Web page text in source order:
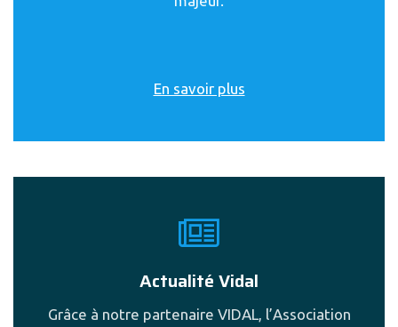
En savoir plus
Actualité Vidal
Grâce à notre partenaire VIDAL, l’Association